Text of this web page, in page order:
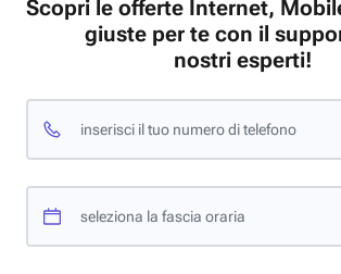
Scopri le offerte Internet,
giuste per te con il
nostri esperti!
inserisci il tuo numero di telefono
seleziona la fascia oraria